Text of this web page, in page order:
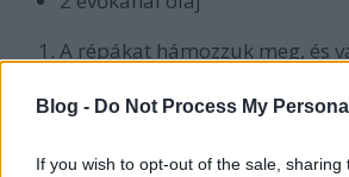
Blog - Do Not Process My
If you wish to opt-out of the sale, sharing
A répákat hámozzuk meg, és
A grillen vagy grill
répaszeleteket.